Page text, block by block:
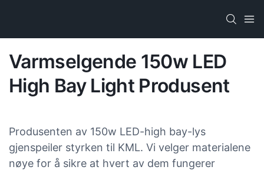
Varmselgende 150w LED
High Bay Light Produsent
Produsenten av 150w LED-high bay-lys
gjenspeiler styrken til KML. Vi velger materialene
nøye for å sikre at hvert av dem fungerer